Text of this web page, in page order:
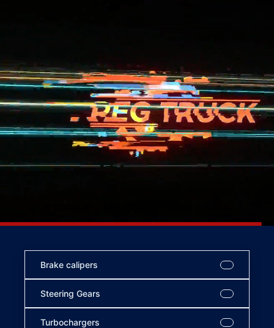
Brake calipers
Steering Gears
Turbochargers